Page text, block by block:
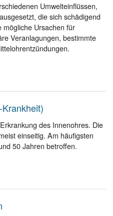
Umwelteinflüssen,
die sich schädigend
Ursachen für
Veranlagungen, bestimmte
des Innenohres. Die
einseitig. Am häufigsten
50 Jahren betroffen.